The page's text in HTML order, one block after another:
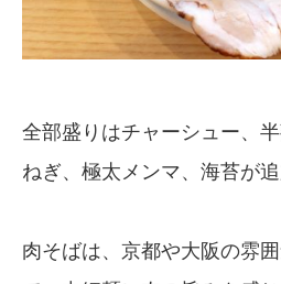
全部盛りはチャーシュー、
ねぎ、極太メンマ、海苔が追
肉そばは、京都や大阪の雰